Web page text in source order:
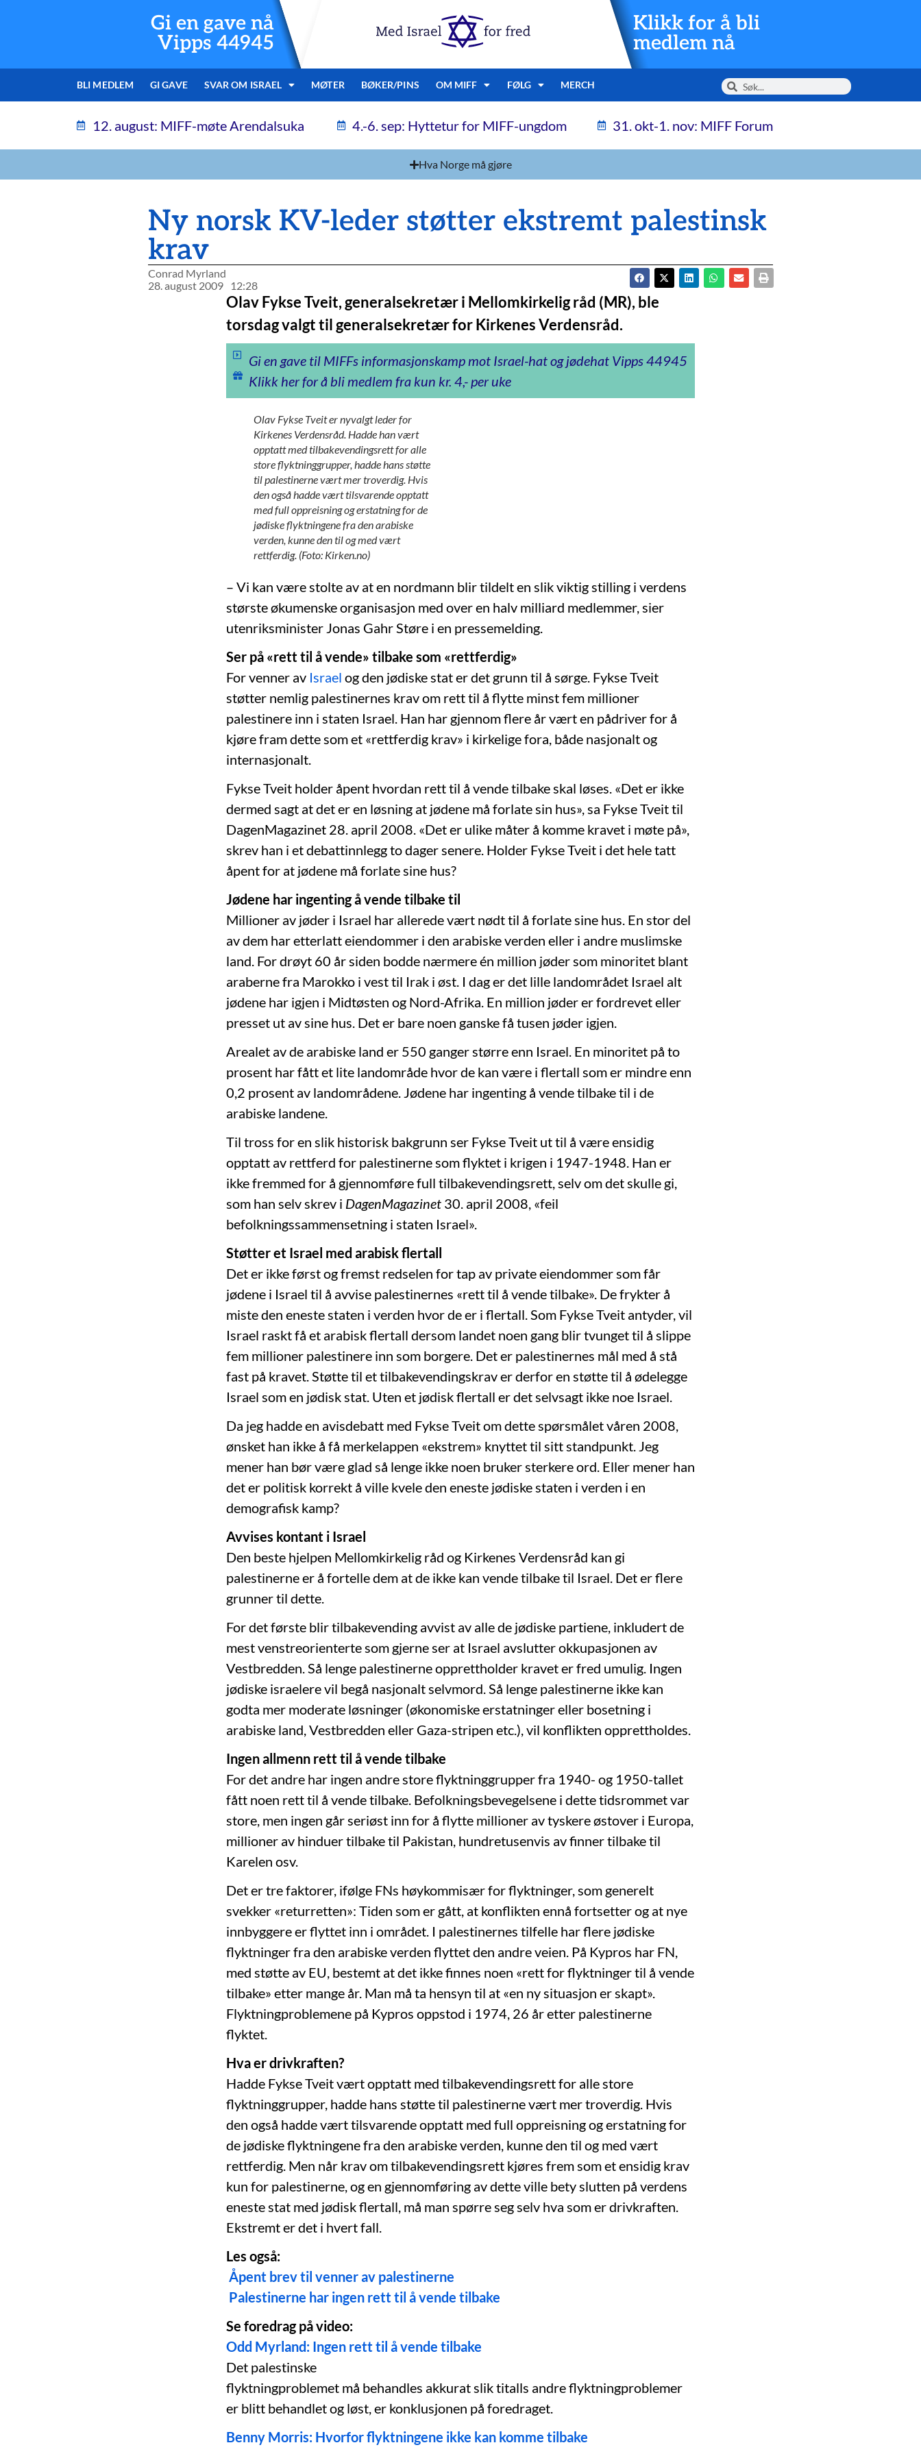
Gi en gave nå
Vipps 44945
Klikk for å bli
medlem nå
BLI MEDLEM GI GAVE SVAR OM ISRAEL MØTER BØKER/PINS OM MIFF FØLG MERCH
12. august: MIFF-møte Arendalsuka 4.-6. sep: Hyttetur for MIFF-ungdom 31. okt-1. nov: MIFF Forum
Hva Norge må gjøre
Ny norsk KV-leder støtter ekstremt palestinsk
krav
Conrad Myrland
28. august 2009
12:28
Olav Fykse Tveit, generalsekretær i Mellomkirkelig råd (MR), ble
torsdag valgt til generalsekretær for Kirkenes Verdensråd.
Gi en gave til MIFFs informasjonskamp mot Israel-hat og jødehat Vipps 44945
Klikk her for å bli medlem fra kun kr. 4,- per uke
Olav Fykse Tveit er nyvalgt leder for
Kirkenes Verdensråd. Hadde han vært
opptatt med tilbakevendingsrett for alle
store flyktninggrupper, hadde hans støtte
til palestinerne vært mer troverdig. Hvis
den også hadde vært tilsvarende opptatt
med full oppreisning og erstatning for de
jødiske flyktningene fra den arabiske
verden, kunne den til og med vært
rettferdig. (Foto: Kirken.no)
– Vi kan være stolte av at en nordmann blir tildelt en slik viktig stilling i verdens
største økumenske organisasjon med over en halv milliard medlemmer, sier
utenriksminister Jonas Gahr Støre i en pressemelding.
Ser på «rett til å vende» tilbake som «rettferdig»
For venner av Israel og den jødiske stat er det grunn til å sørge. Fykse Tveit
støtter nemlig palestinernes krav om rett til å flytte minst fem millioner
palestinere inn i staten Israel. Han har gjennom flere år vært en pådriver for å
kjøre fram dette som et «rettferdig krav» i kirkelige fora, både nasjonalt og
internasjonalt.
Fykse Tveit holder åpent hvordan rett til å vende tilbake skal løses. «Det er ikke
dermed sagt at det er en løsning at jødene må forlate sin hus», sa Fykse Tveit til
DagenMagazinet 28. april 2008. «Det er ulike måter å komme kravet i møte på»,
skrev han i et debattinnlegg to dager senere. Holder Fykse Tveit i det hele tatt
åpent for at jødene må forlate sine hus?
Jødene har ingenting å vende tilbake til
Millioner av jøder i Israel har allerede vært nødt til å forlate sine hus. En stor del
av dem har etterlatt eiendommer i den arabiske verden eller i andre muslimske
land. For drøyt 60 år siden bodde nærmere én million jøder som minoritet blant
araberne fra Marokko i vest til Irak i øst. I dag er det lille landområdet Israel alt
jødene har igjen i Midtøsten og Nord-Afrika. En million jøder er fordrevet eller
presset ut av sine hus. Det er bare noen ganske få tusen jøder igjen.
Arealet av de arabiske land er 550 ganger større enn Israel. En minoritet på to
prosent har fått et lite landområde hvor de kan være i flertall som er mindre enn
0,2 prosent av landområdene. Jødene har ingenting å vende tilbake til i de
arabiske landene.
Til tross for en slik historisk bakgrunn ser Fykse Tveit ut til å være ensidig
opptatt av rettferd for palestinerne som flyktet i krigen i 1947-1948. Han er
ikke fremmed for å gjennomføre full tilbakevendingsrett, selv om det skulle gi,
som han selv skrev i DagenMagazinet 30. april 2008, «feil
befolkningssammensetning i staten Israel».
Støtter et Israel med arabisk flertall
Det er ikke først og fremst redselen for tap av private eiendommer som får
jødene i Israel til å avvise palestinernes «rett til å vende tilbake». De frykter å
miste den eneste staten i verden hvor de er i flertall. Som Fykse Tveit antyder, vil
Israel raskt få et arabisk flertall dersom landet noen gang blir tvunget til å slippe
fem millioner palestinere inn som borgere. Det er palestinernes mål med å stå
fast på kravet. Støtte til et tilbakevendingskrav er derfor en støtte til å ødelegge
Israel som en jødisk stat. Uten et jødisk flertall er det selvsagt ikke noe Israel.
Da jeg hadde en avisdebatt med Fykse Tveit om dette spørsmålet våren 2008,
ønsket han ikke å få merkelappen «ekstrem» knyttet til sitt standpunkt. Jeg
mener han bør være glad så lenge ikke noen bruker sterkere ord. Eller mener han
det er politisk korrekt å ville kvele den eneste jødiske staten i verden i en
demografisk kamp?
Avvises kontant i Israel
Den beste hjelpen Mellomkirkelig råd og Kirkenes Verdensråd kan gi
palestinerne er å fortelle dem at de ikke kan vende tilbake til Israel. Det er flere
grunner til dette.
For det første blir tilbakevending avvist av alle de jødiske partiene, inkludert de
mest venstreorienterte som gjerne ser at Israel avslutter okkupasjonen av
Vestbredden. Så lenge palestinerne opprettholder kravet er fred umulig. Ingen
jødiske israelere vil begå nasjonalt selvmord. Så lenge palestinerne ikke kan
godta mer moderate løsninger (økonomiske erstatninger eller bosetning i
arabiske land, Vestbredden eller Gaza-stripen etc.), vil konflikten opprettholdes.
Ingen allmenn rett til å vende tilbake
For det andre har ingen andre store flyktninggrupper fra 1940- og 1950-tallet
fått noen rett til å vende tilbake. Befolkningsbevegelsene i dette tidsrommet var
store, men ingen går seriøst inn for å flytte millioner av tyskere østover i Europa,
millioner av hinduer tilbake til Pakistan, hundretusenvis av finner tilbake til
Karelen osv.
Det er tre faktorer, ifølge FNs høykommisær for flyktninger, som generelt
svekker «returretten»: Tiden som er gått, at konflikten ennå fortsetter og at nye
innbyggere er flyttet inn i området. I palestinernes tilfelle har flere jødiske
flyktninger fra den arabiske verden flyttet den andre veien. På Kypros har FN,
med støtte av EU, bestemt at det ikke finnes noen «rett for flyktninger til å vende
tilbake» etter mange år. Man må ta hensyn til at «en ny situasjon er skapt».
Flyktningproblemene på Kypros oppstod i 1974, 26 år etter palestinerne
flyktet.
Hva er drivkraften?
Hadde Fykse Tveit vært opptatt med tilbakevendingsrett for alle store
flyktninggrupper, hadde hans støtte til palestinerne vært mer troverdig. Hvis
den også hadde vært tilsvarende opptatt med full oppreisning og erstatning for
de jødiske flyktningene fra den arabiske verden, kunne den til og med vært
rettferdig. Men når krav om tilbakevendingsrett kjøres frem som et ensidig krav
kun for palestinerne, og en gjennomføring av dette ville bety slutten på verdens
eneste stat med jødisk flertall, må man spørre seg selv hva som er drivkraften.
Ekstremt er det i hvert fall.
Les også:
Åpent brev til venner av palestinerne
Palestinerne har ingen rett til å vende tilbake
Se foredrag på video:
Odd Myrland: Ingen rett til å vende tilbake
Det palestinske
flyktningproblemet må behandles akkurat slik titalls andre flyktningproblemer
er blitt behandlet og løst, er konklusjonen på foredraget.
Benny Morris: Hvorfor flyktningene ikke kan komme tilbake